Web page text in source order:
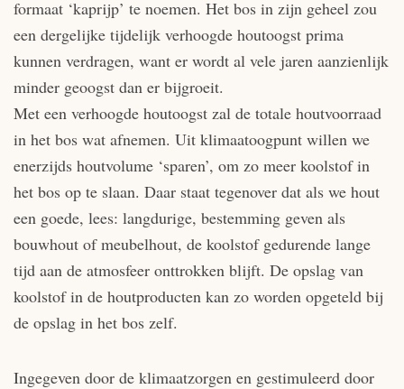
formaat ‘kaprijp’ te noemen. Het bos in zijn geheel zou
een dergelijke tijdelijk verhoogde houtoogst prima
kunnen verdragen, want er wordt al vele jaren aanzienlijk
minder geoogst dan er bijgroeit.
Met een verhoogde houtoogst zal de totale houtvoorraad
in het bos wat afnemen. Uit klimaatoogpunt willen we
enerzijds houtvolume ‘sparen’, om zo meer koolstof in
het bos op te slaan. Daar staat tegenover dat als we hout
een goede, lees: langdurige, bestemming geven als
bouwhout of meubelhout, de koolstof gedurende lange
tijd aan de atmosfeer onttrokken blijft. De opslag van
koolstof in de houtproducten kan zo worden opgeteld bij
de opslag in het bos zelf.
Ingegeven door de klimaatzorgen en gestimuleerd door